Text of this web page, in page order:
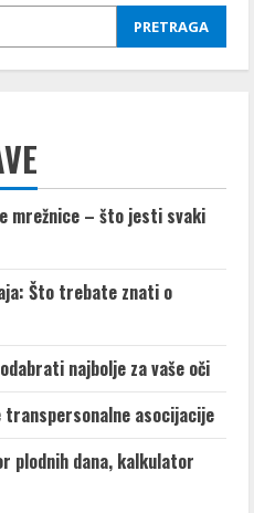
PRETRAGA
mrežnice – što jesti svaki
Što trebate znati o
najbolje za vaše oči
asocijacije
plodnih dana, kalkulator